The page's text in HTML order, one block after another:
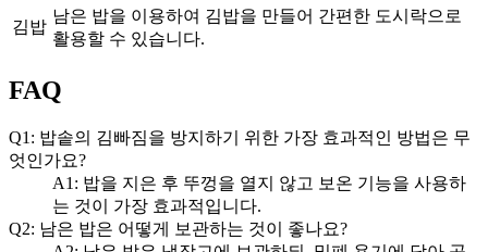
김밥
남은 밥을 이용하여 김밥을 만들어 간편한 도시락으로
활용할 수 있습니다.
FAQ
Q1: 밥솥의 김빠짐을 방지하기 위한 가장 효과적인 방법은 무
엇인가요?
A1: 밥을 지은 후 뚜껑을 열지 않고 보온 기능을 사용하
는 것이 가장 효과적입니다.
Q2: 남은 밥은 어떻게 보관하는 것이 좋나요?